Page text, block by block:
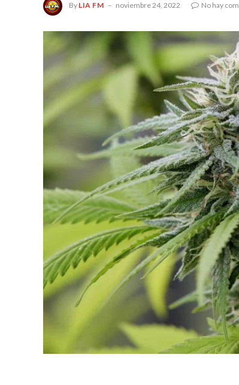
By LIA FM noviembre 24, 2022 No hay